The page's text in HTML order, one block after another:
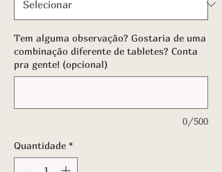
Tem alguma observação? Gostaria de uma
combinação diferente de tabletes? Conta
pra gente! (opcional)
0/500
Quantidade *